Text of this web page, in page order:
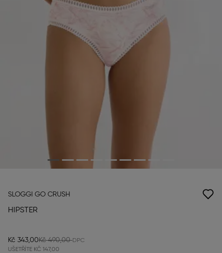
SLOGGI GO CRUSH
HIPSTER
Kč 343,00Kč 490,00
UŠETŘÍTE KČ 147,00